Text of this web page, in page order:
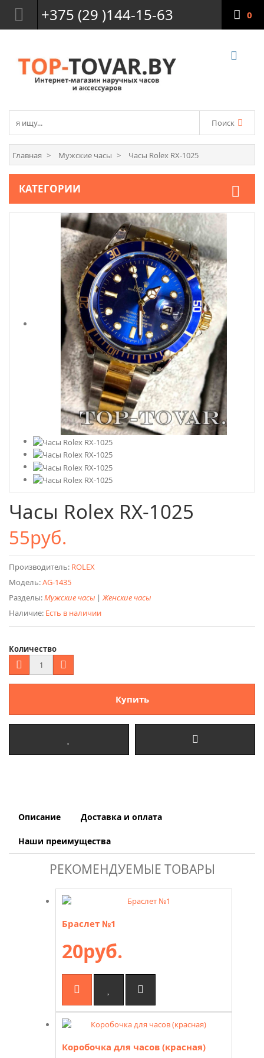
+375 (29 )144-15-63 0
Поиск
Главная Мужские часы Часы Rolex RX-1025
КАТЕГОРИИ
Часы Rolex RX-1025
55руб.
Производитель: ROLEX
Модель:AG-1435
Разделы:Мужские часы |Женские часы
Наличие: Есть в наличии
Количество
Купить
Описание Доставка и оплата
Наши преимущества
РЕКОМЕНДУЕМЫЕ ТОВАРЫ
Браслет №1
20руб.
Коробочка для часов (красная)